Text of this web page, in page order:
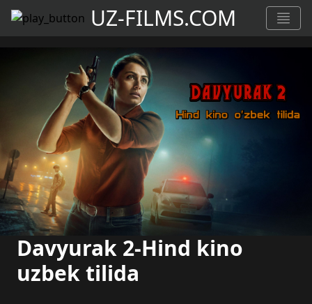
UZ-FILMS.COM
Davyurak 2-Hind kino
uzbek tilida